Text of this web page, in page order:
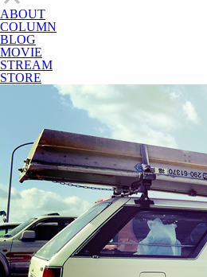
ABOUT
COLUMN
BLOG
MOVIE
STREAM
STORE